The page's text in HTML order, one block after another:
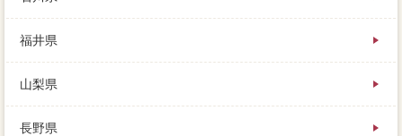
福井県
山梨県
長野県